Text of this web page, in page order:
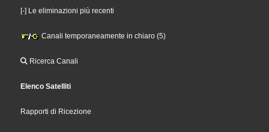
[-] Le eliminazioni più recenti
Canali temporaneamente in chiaro (5)
Ricerca Canali
Elenco Satelliti
Rapporti di Ricezione